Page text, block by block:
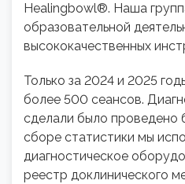
Healingbowl®. Наша
образовательной
высококачественных
Только за 2024 и 2025
более 500 сеансов.
сделали было проведено
сборе статистики мы
диагностическое
реестр доклинического